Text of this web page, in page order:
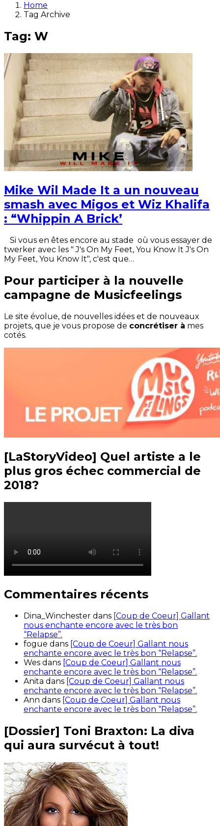
Home
Tag Archive
Tag: W
Mike Wil Made It a un nouveau
smash avec Migos et Wiz Khalifa
: “Whippin A Brick’
Si vous en êtes encore au stade où vous essayer de
twerker avec les " J's On My Feet, You Know It J's On
My Feet, You Know It", c'est que…
Pour participer à la nouvelle
campagne de Musicfeelings
Le site évolue, de nouvelles idées et de nouveaux
projets, que je vous propose de concrétiser à mes
cotés.
[LaStoryVideo] Quel artiste a le
plus gros échec commercial de
2018?
Commentaires récents
Dina_Winchester dans [Coup de Coeur] Gallant
nous enchante encore avec le très bon
“Relapse”.
fogue dans [Coup de Coeur] Gallant nous
enchante encore avec le très bon “Relapse”.
Wes dans [Coup de Coeur] Gallant nous
enchante encore avec le très bon “Relapse”.
Anita dans [Coup de Coeur] Gallant nous
enchante encore avec le très bon “Relapse”.
Ann dans [Coup de Coeur] Gallant nous
enchante encore avec le très bon “Relapse”.
[Dossier] Toni Braxton: La diva
qui aura survécut à tout!